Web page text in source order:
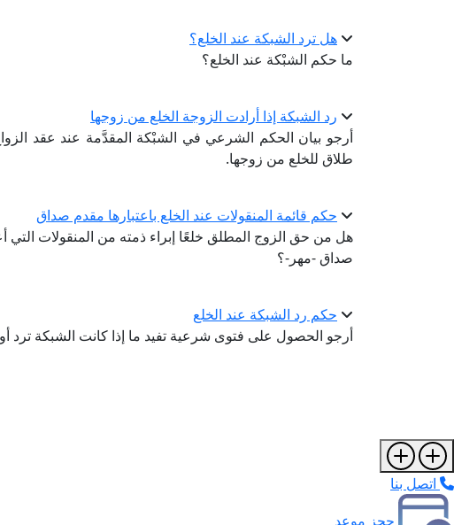
هل ترد الشبكة عند الخلع؟
ما حكم الشبْكة عند الخلع؟
رد الشبكة إذا أرادت الزوجة الخلع من زوجها
أرجو بيان الحكم الشرعي في الشبْكة المقدَّمة عند عقد
طلاق للخلع من زوجها.
حكم قائمة المنقولات عند الخلع باعتبارها مقدم صداق
هل من حق الزوج المطلق خلعًا إبراء ذمته من المنقولات التي
صداق -مهر-؟
حكم رد الشبكة عند الخلع
أرجو الحصول على فتوى شرعية تفيد ما إذا كانت الشبكة ترد
اتصل بنا
حجز موعد